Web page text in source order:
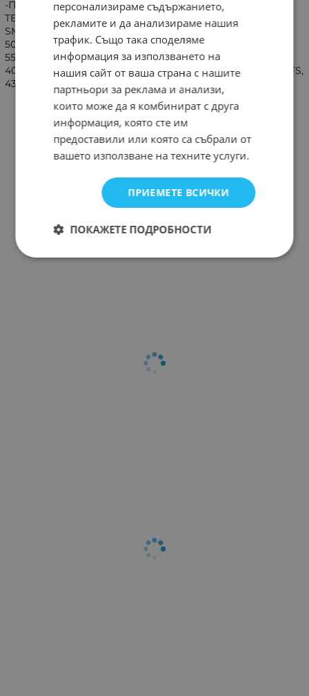
-Подходящо за: SMART TECH 24HA10T3, 24HA20T3 SMART
TECH 32HA10T3, 32HA-10T3, 32HV10V1,32HA20T3, 32HA-20T3
SMART TECH 43UA10V3, 43VA10V3 SMART TECH 50UA10V3,
50UA10T3, 50QA20V3 SMART TECH 55UA10V3, 55UA10T3,
55QA20V3 SMART TECH 65QA20V3 TESLA 32E635BHS,
40E635BFS, 43E635BFS, 65E635SUS, 32E635BHS, 43E635BFS,
43E610BFS, 32E325BH, 32E635BHS, 40E635BFS
персонализираме съдържанието,
рекламите и да анализираме нашия
трафик. Също така споделяме
информация за използването на
нашия сайт от ваша страна с нашите
партньори за реклама и анализи,
които може да я комбинират с друга
информация, която сте им
предоставили или която са събрали от
вашето използване на техните услуги.
ПРИЕМЕТЕ ВСИЧКИ
ПОКАЖЕТЕ ПОДРОБНОСТИ